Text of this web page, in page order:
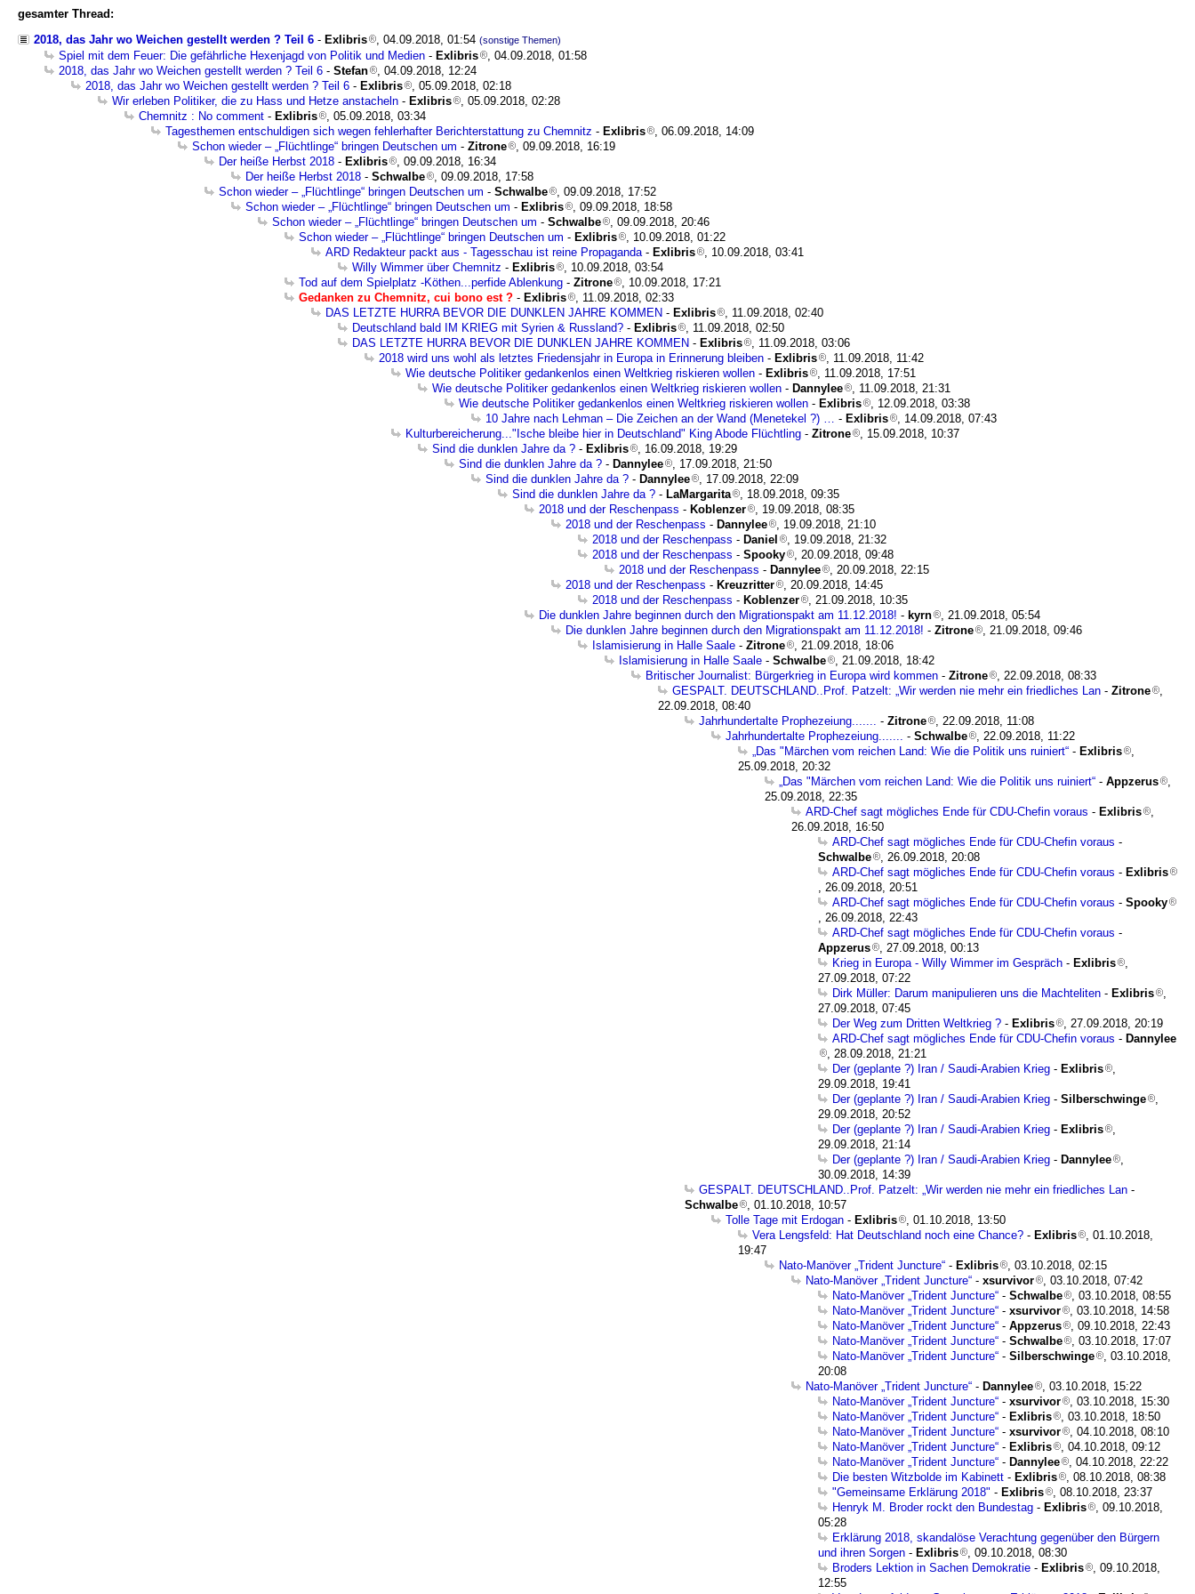
gesamter Thread:
2018, das Jahr wo Weichen gestellt werden ? Teil 6 - Exlibris , 04.09.2018, 01:54 (sonstige Themen)
Spiel mit dem Feuer: Die gefährliche Hexenjagd von Politik und Medien - Exlibris
, 04.09.2018, 01:58
2018, das Jahr wo Weichen gestellt werden ? Teil 6 - Stefan
, 04.09.2018, 12:24
2018, das Jahr wo Weichen gestellt werden ? Teil 6 - Exlibris
, 05.09.2018, 02:18
Wir erleben Politiker, die zu Hass und Hetze anstacheln - Exlibris
, 05.09.2018, 02:28
Chemnitz : No comment - Exlibris
, 05.09.2018, 03:34
Tagesthemen entschuldigen sich wegen fehlerhafter Berichterstattung zu Chemnitz - Exlibris
, 06.09.2018, 14:09
Schon wieder – „Flüchtlinge“ bringen Deutschen um - Zitrone
, 09.09.2018, 16:19
Der heiße Herbst 2018 - Exlibris
, 09.09.2018, 16:34
Der heiße Herbst 2018 - Schwalbe
, 09.09.2018, 17:58
Schon wieder – „Flüchtlinge“ bringen Deutschen um - Schwalbe
, 09.09.2018, 17:52
Schon wieder – „Flüchtlinge“ bringen Deutschen um - Exlibris
, 09.09.2018, 18:58
Schon wieder – „Flüchtlinge“ bringen Deutschen um - Schwalbe
, 09.09.2018, 20:46
Schon wieder – „Flüchtlinge“ bringen Deutschen um - Exlibris
, 10.09.2018, 01:22
ARD Redakteur packt aus - Tagesschau ist reine Propaganda- Exlibris
, 10.09.2018, 03:41
Willy Wimmer über Chemnitz - Exlibris
, 10.09.2018, 03:54
Tod auf dem Spielplatz -Köthen...perfide Ablenkung - Zitrone
, 10.09.2018, 17:21
Gedanken zu Chemnitz, cui bono est ? - Exlibris
, 11.09.2018, 02:33
DAS LETZTE HURRA BEVOR DIE DUNKLEN JAHRE KOMMEN - Exlibris
, 11.09.2018, 02:40
Deutschland bald IM KRIEG mit Syrien & Russland? - Exlibris
, 11.09.2018, 02:50
DAS LETZTE HURRA BEVOR DIE DUNKLEN JAHRE KOMMEN - Exlibris
, 11.09.2018, 03:06
2018 wird uns wohl als letztes Friedensjahr in Europa in Erinnerung bleiben - Exlibris
, 11.09.2018, 11:42
Wie deutsche Politiker gedankenlos einen Weltkrieg riskieren wollen - Exlibris
, 11.09.2018, 17:51
Wie deutsche Politiker gedankenlos einen Weltkrieg riskieren wollen - Dannylee
, 11.09.2018, 21:31
Wie deutsche Politiker gedankenlos einen Weltkrieg riskieren wollen - Exlibris
, 12.09.2018, 03:38
10 Jahre nach Lehman – Die Zeichen an der Wand (Menetekel ?) … - Exlibris
, 14.09.2018, 07:43
Kulturbereicherung..."Ische bleibe hier in Deutschland" King Abode Flüchtling - Zitrone
, 15.09.2018, 10:37
Sind die dunklen Jahre da ? - Exlibris
, 16.09.2018, 19:29
Sind die dunklen Jahre da ? - Dannylee
, 17.09.2018, 21:50
Sind die dunklen Jahre da ? - Dannylee
, 17.09.2018, 22:09
Sind die dunklen Jahre da ? - LaMargarita
, 18.09.2018, 09:35
2018 und der Reschenpass - Koblenzer
, 19.09.2018, 08:35
2018 und der Reschenpass - Dannylee
, 19.09.2018, 21:10
2018 und der Reschenpass - Daniel
, 19.09.2018, 21:32
2018 und der Reschenpass - Spooky
, 20.09.2018, 09:48
2018 und der Reschenpass - Dannylee
, 20.09.2018, 22:15
2018 und der Reschenpass - Kreuzritter
, 20.09.2018, 14:45
2018 und der Reschenpass - Koblenzer
, 21.09.2018, 10:35
Die dunklen Jahre beginnen durch den Migrationspakt am 11.12.2018! - kyrn
, 21.09.2018, 05:54
Die dunklen Jahre beginnen durch den Migrationspakt am 11.12.2018! - Zitrone
, 21.09.2018, 09:46
Islamisierung in Halle Saale - Zitrone
, 21.09.2018, 18:06
Islamisierung in Halle Saale - Schwalbe
, 21.09.2018, 18:42
Britischer Journalist: Bürgerkrieg in Europa wird kommen - Zitrone
, 22.09.2018, 08:33
GESPALT. DEUTSCHLAND..Prof. Patzelt: „Wir werden nie mehr ein friedliches Lan - Zitrone
,
22.09.2018, 08:40
Jahrhundertalte Prophezeiung....... - Zitrone
, 22.09.2018, 11:08
Jahrhundertalte Prophezeiung....... - Schwalbe
, 22.09.2018, 11:22
„Das "Märchen vom reichen Land: Wie die Politik uns ruiniert“ - Exlibris
,
25.09.2018, 20:32
„Das "Märchen vom reichen Land: Wie die Politik uns ruiniert“ - Appzerus
,
25.09.2018, 22:35
ARD-Chef sagt mögliches Ende für CDU-Chefin voraus - Exlibris
,
26.09.2018, 16:50
ARD-Chef sagt mögliches Ende für CDU-Chefin voraus -
Schwalbe
, 26.09.2018, 20:08
ARD-Chef sagt mögliches Ende für CDU-Chefin voraus - Exlibris
, 26.09.2018, 20:51
ARD-Chef sagt mögliches Ende für CDU-Chefin voraus - Spooky
, 26.09.2018, 22:43
ARD-Chef sagt mögliches Ende für CDU-Chefin voraus -
Appzerus
, 27.09.2018, 00:13
Krieg in Europa - Willy Wimmer im Gespräch - Exlibris
,
27.09.2018, 07:22
Dirk Müller: Darum manipulieren uns die Machteliten - Exlibris
,
27.09.2018, 07:45
Der Weg zum Dritten Weltkrieg ? - Exlibris
, 27.09.2018, 20:19
ARD-Chef sagt mögliches Ende für CDU-Chefin voraus - Dannylee
, 28.09.2018, 21:21
Der (geplante ?) Iran / Saudi-Arabien Krieg - Exlibris
,
29.09.2018, 19:41
Der (geplante ?) Iran / Saudi-Arabien Krieg - Silberschwinge
,
29.09.2018, 20:52
Der (geplante ?) Iran / Saudi-Arabien Krieg - Exlibris
,
29.09.2018, 21:14
Der (geplante ?) Iran / Saudi-Arabien Krieg - Dannylee
,
30.09.2018, 14:39
GESPALT. DEUTSCHLAND..Prof. Patzelt: „Wir werden nie mehr ein friedliches Lan -
Schwalbe
, 01.10.2018, 10:57
Tolle Tage mit Erdogan - Exlibris
, 01.10.2018, 13:50
Vera Lengsfeld: Hat Deutschland noch eine Chance? - Exlibris
, 01.10.2018,
19:47
Nato-Manöver „Trident Juncture“ - Exlibris
, 03.10.2018, 02:15
Nato-Manöver „Trident Juncture“ - xsurvivor
, 03.10.2018, 07:42
Nato-Manöver „Trident Juncture“ - Schwalbe
, 03.10.2018, 08:55
Nato-Manöver „Trident Juncture“ - xsurvivor
, 03.10.2018, 14:58
Nato-Manöver „Trident Juncture“ - Appzerus
, 09.10.2018, 22:43
Nato-Manöver „Trident Juncture“ - Schwalbe
, 03.10.2018, 17:07
Nato-Manöver „Trident Juncture“ - Silberschwinge
, 03.10.2018,
20:08
Nato-Manöver „Trident Juncture“ - Dannylee
, 03.10.2018, 15:22
Nato-Manöver „Trident Juncture“ - xsurvivor
, 03.10.2018, 15:30
Nato-Manöver „Trident Juncture“ - Exlibris
, 03.10.2018, 18:50
Nato-Manöver „Trident Juncture“ - xsurvivor
, 04.10.2018, 08:10
Nato-Manöver „Trident Juncture“ - Exlibris
, 04.10.2018, 09:12
Nato-Manöver „Trident Juncture“ - Dannylee
, 04.10.2018, 22:22
Die besten Witzbolde im Kabinett - Exlibris
, 08.10.2018, 08:38
"Gemeinsame Erklärung 2018" - Exlibris
, 08.10.2018, 23:37
Henryk M. Broder rockt den Bundestag - Exlibris
, 09.10.2018,
05:28
Erklärung 2018, skandalöse Verachtung gegenüber den Bürgern
und ihren Sorgen - Exlibris
, 09.10.2018, 08:30
Broders Lektion in Sachen Demokratie - Exlibris
, 09.10.2018,
12:55